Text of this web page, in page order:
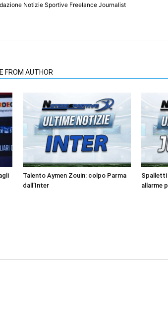
Notizie Sportive Freelance Journalist
FROM AUTHOR
Talento Aymen Zouin: colpo Parma
dall’Inter
Spalletti
allarme